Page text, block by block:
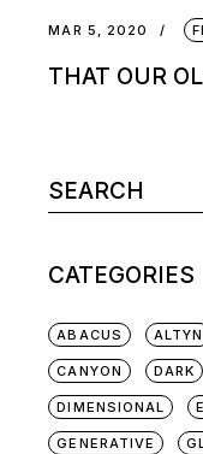
MAR 5, 2020
THAT OUR
CATEGORIES
ABACUS ALTYN
CANYON DARK
DIMENSIONAL
GENERATIVE